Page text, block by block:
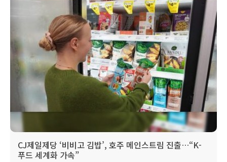
CJ제일제당 ‘비비고 김밥’, 호주 메인스트림 진출…“K-
푸드 세계화 가속”